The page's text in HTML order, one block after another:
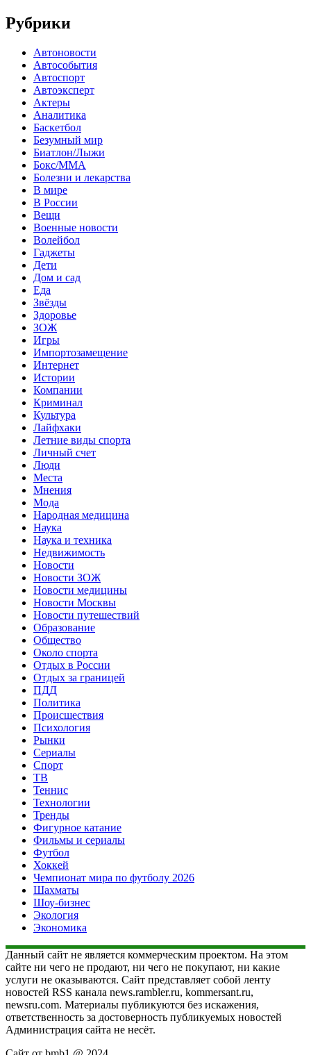
Рубрики
Автоновости
Автособытия
Автоспорт
Автоэксперт
Актеры
Аналитика
Баскетбол
Безумный мир
Биатлон/Лыжи
Бокс/MMA
Болезни и лекарства
В мире
В России
Вещи
Военные новости
Волейбол
Гаджеты
Дети
Дом и сад
Еда
Звёзды
Здоровье
ЗОЖ
Игры
Импортозамещение
Интернет
Истории
Компании
Криминал
Культура
Лайфхаки
Летние виды спорта
Личный счет
Люди
Места
Мнения
Мода
Народная медицина
Наука
Наука и техника
Недвижимость
Новости
Новости ЗОЖ
Новости медицины
Новости Москвы
Новости путешествий
Образование
Общество
Около спорта
Отдых в России
Отдых за границей
ПДД
Политика
Происшествия
Психология
Рынки
Сериалы
Спорт
ТВ
Теннис
Технологии
Тренды
Фигурное катание
Фильмы и сериалы
Футбол
Хоккей
Чемпионат мира по футболу 2026
Шахматы
Шоу-бизнес
Экология
Экономика
Данный сайт не является коммерческим проектом. На этом
сайте ни чего не продают, ни чего не покупают, ни какие
услуги не оказываются. Сайт представляет собой ленту
новостей RSS канала news.rambler.ru, kommersant.ru,
newsru.com. Материалы публикуются без искажения,
ответственность за достоверность публикуемых новостей
Администрация сайта не несёт.